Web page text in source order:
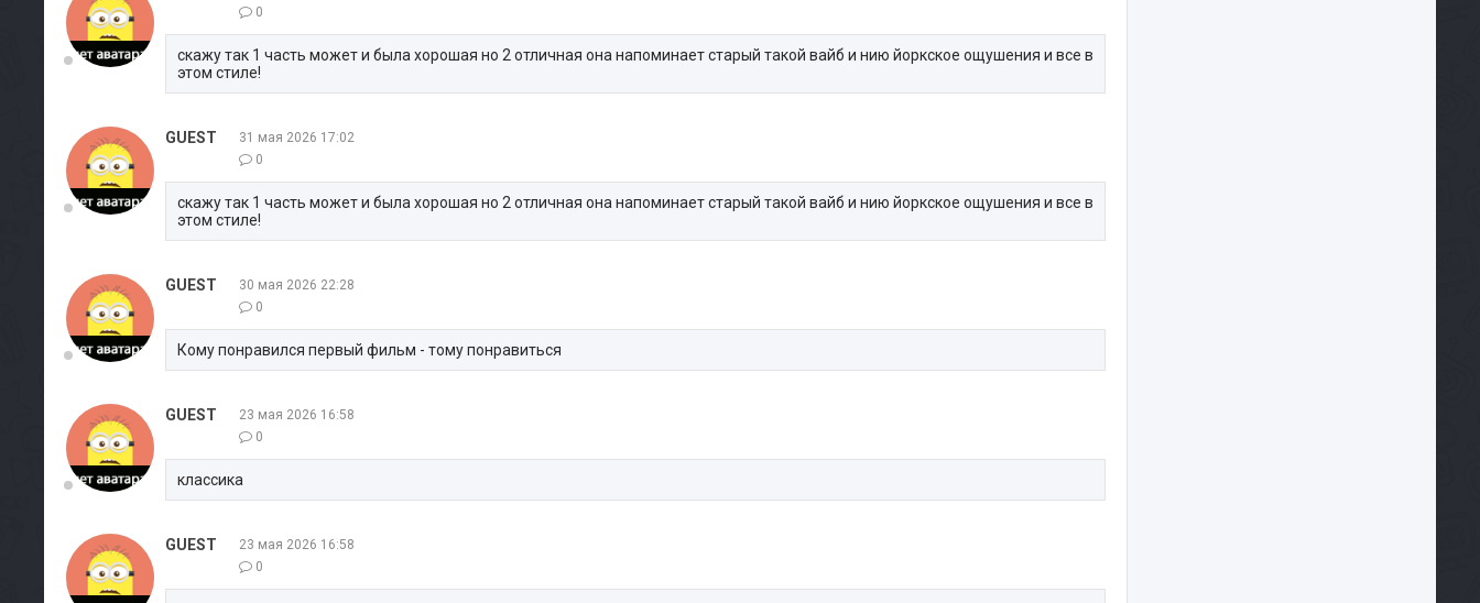
0
скажу так 1 часть может и была хорошая но 2 отличная она напоминает старый такой вайб и нию йоркское ощушения и все в
этом стиле!
GUEST
31 мая 2026 17:02
0
скажу так 1 часть может и была хорошая но 2 отличная она напоминает старый такой вайб и нию йоркское ощушения и все в
этом стиле!
GUEST
30 мая 2026 22:28
0
Кому понравился первый фильм - тому понравиться
GUEST
23 мая 2026 16:58
0
классика
GUEST
23 мая 2026 16:58
0